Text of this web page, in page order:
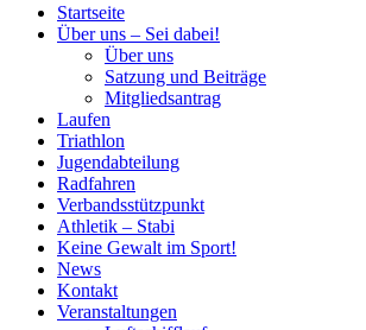
Startseite
Über uns – Sei dabei!
Über uns
Satzung und Beiträge
Mitgliedsantrag
Laufen
Triathlon
Jugendabteilung
Radfahren
Verbandsstützpunkt
Athletik – Stabi
Keine Gewalt im Sport!
News
Kontakt
Veranstaltungen